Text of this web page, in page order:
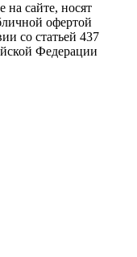
сайте, носят
офертой
со статьей 437
Федерации